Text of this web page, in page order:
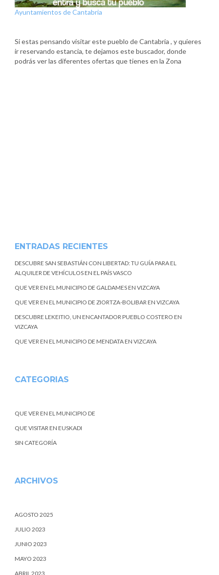
Ayuntamientos de Cantabria
Si estas pensando visitar este pueblo de Cantabria , y quieres
ir reservando estancia, te dejamos este buscador, donde
podrás ver las diferentes ofertas que tienes en la Zona
ENTRADAS RECIENTES
DESCUBRE SAN SEBASTIÁN CON LIBERTAD: TU GUÍA PARA EL
ALQUILER DE VEHÍCULOS EN EL PAÍS VASCO
QUE VER EN EL MUNICIPIO DE GALDAMES EN VIZCAYA
QUE VER EN EL MUNICIPIO DE ZIORTZA-BOLIBAR EN VIZCAYA
DESCUBRE LEKEITIO, UN ENCANTADOR PUEBLO COSTERO EN
VIZCAYA
QUE VER EN EL MUNICIPIO DE MENDATA EN VIZCAYA
CATEGORIAS
QUE VER EN EL MUNICIPIO DE
QUE VISITAR EN EUSKADI
SIN CATEGORÍA
ARCHIVOS
AGOSTO 2025
JULIO 2023
JUNIO 2023
MAYO 2023
ABRIL 2023